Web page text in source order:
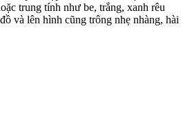
trung tính như be, trắng, xanh rêu
và lên hình cũng trông nhẹ nhàng, hài